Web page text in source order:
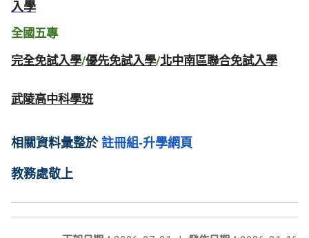
入學
全國五專
完全免試入學/優先免試入學/北中南區聯合免試入學
武陵高中科學班
相關資料彙整於 註冊組-升學網頁
教務處敬上